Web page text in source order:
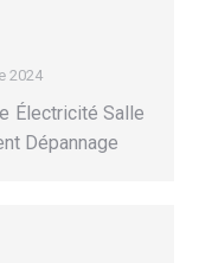
2024
Électricité Salle
Dépannage